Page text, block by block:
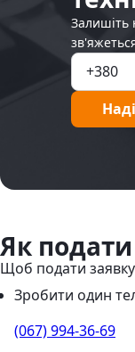
Залишіть
Як
Щоб подати
Зробити один
(067) 994-36-69